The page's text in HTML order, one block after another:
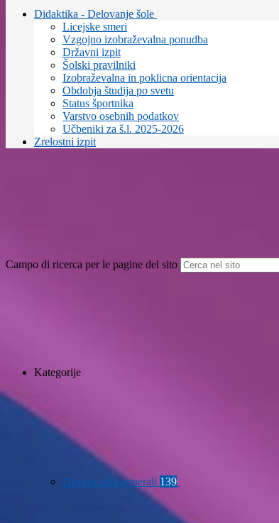
Didaktika - Delovanje šole
Licejske smeri
Vzgojno izobraževalna ponudba
Državni izpit
Šolski pravilniki
Izobraževalna in poklicna orientacija
Obdobja študija po svetu
Status športnika
Varstvo osebnih podatkov
Učbeniki za š.l. 2025-2026
Zrelostni izpit
Campo di ricerca per le pagine del sito
Kategorije
Disposizioni generali 139